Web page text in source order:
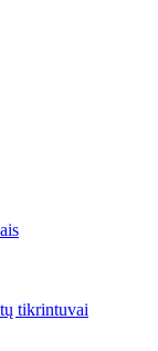
tikrintuvai